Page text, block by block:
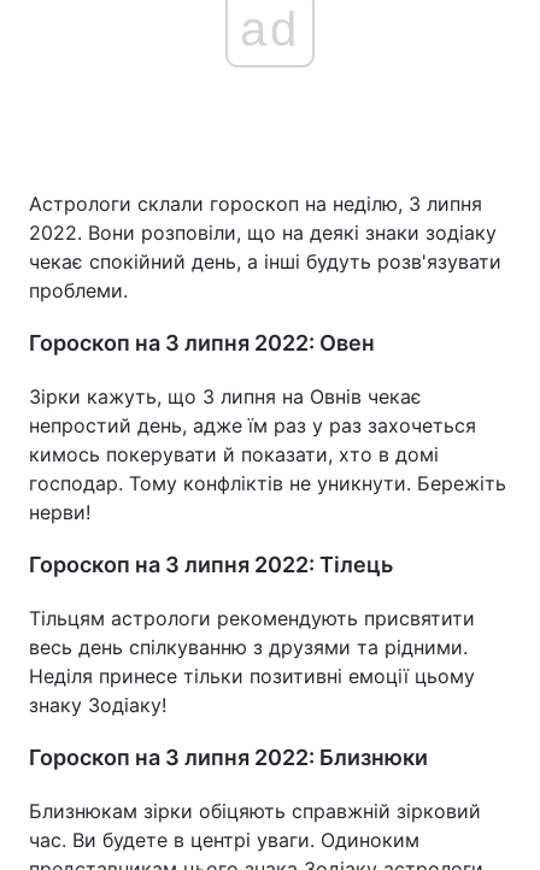
ad
Астрологи склали гороскоп на неділю, 3 липня
2022. Вони розповіли, що на деякі знаки зодіаку
чекає спокійний день, а інші будуть розв'язувати
проблеми.
Гороскоп на 3 липня 2022: Овен
Зірки кажуть, що 3 липня на Овнів чекає
непростий день, адже їм раз у раз захочеться
кимось покерувати й показати, хто в домі
господар. Тому конфліктів не уникнути. Бережіть
нерви!
Гороскоп на 3 липня 2022: Тілець
Тільцям астрологи рекомендують присвятити
весь день спілкуванню з друзями та рідними.
Неділя принесе тільки позитивні емоції цьому
знаку Зодіаку!
Гороскоп на 3 липня 2022: Близнюки
Близнюкам зірки обіцяють справжній зірковий
час. Ви будете в центрі уваги. Одиноким